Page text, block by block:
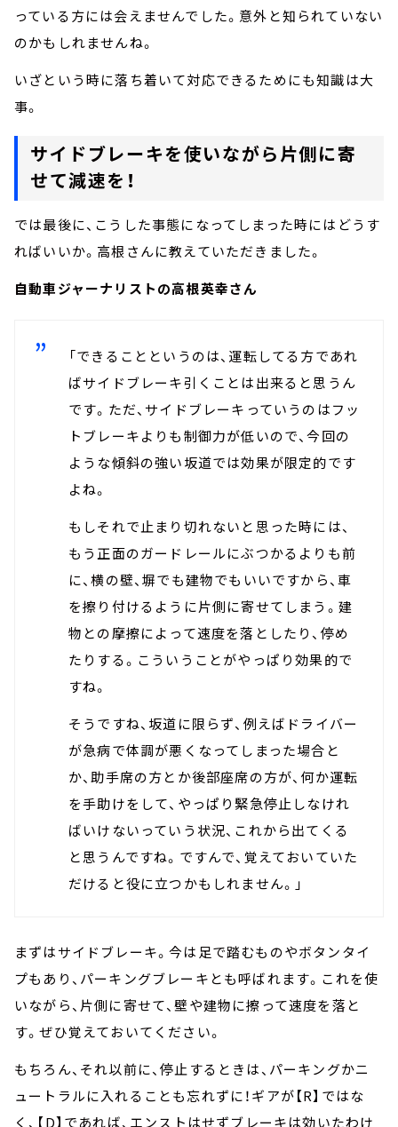
っている方には会えませんでした。意外と知られていない
のかもしれませんね。
いざという時に落ち着いて対応できるためにも知識は大
事。
サイドブレーキを使いながら片側に寄
せて減速を！
では最後に、こうした事態になってしまった時にはどうす
ればいいか。高根さんに教えていただきました。
自動車ジャーナリストの高根英幸さん
「できることというのは、運転してる方であれ
ばサイドブレーキ引くことは出来ると思うん
です。ただ、サイドブレーキっていうのはフッ
トブレーキよりも制御力が低いので、今回の
ような傾斜の強い坂道では効果が限定的です
よね。
もしそれで止まり切れないと思った時には、
もう正面のガードレールにぶつかるよりも前
に、横の壁、塀でも建物でもいいですから、車
を擦り付けるように片側に寄せてしまう。建
物との摩擦によって速度を落としたり、停め
たりする。こういうことがやっぱり効果的で
すね。
そうですね、坂道に限らず、例えばドライバー
が急病で体調が悪くなってしまった場合と
か、助手席の方とか後部座席の方が、何か運転
を手助けをして、やっぱり緊急停止しなけれ
ばいけないっていう状況、これから出てくる
と思うんですね。ですんで、覚えておいていた
だけると役に立つかもしれません。」
まずはサイドブレーキ。今は足で踏むものやボタンタイ
プもあり、パーキングブレーキとも呼ばれます。これを使
いながら、片側に寄せて、壁や建物に擦って速度を落と
す。ぜひ覚えておいてください。
もちろん、それ以前に、停止するときは、パーキングかニ
ュートラルに入れることも忘れずに！ギアが【R】ではな
く、【D】であれば、エンストはせずブレーキは効いたわけ